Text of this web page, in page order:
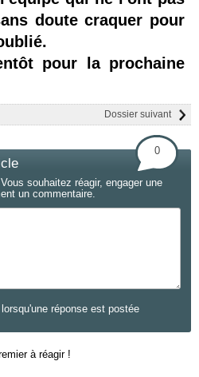
doute craquer pour
pour la prochaine
Dossier suivant
0
souhaitez réagir, engager une
un commentaire.
lorsqu'une réponse est postée
à réagir !